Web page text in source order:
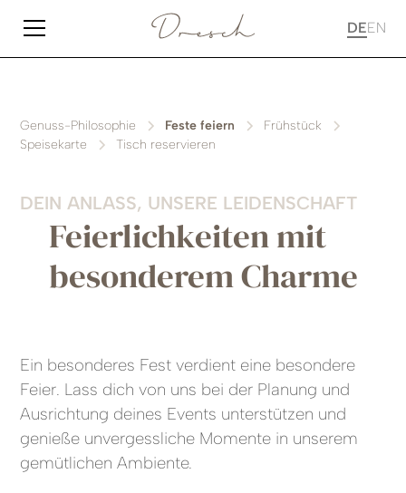
DEEN
Genuss-Philosophie Feste feiern
Frühstück
Speisekarte
Tisch reservieren
DEIN ANLASS, UNSERE LEIDENSCHAFT
Feierlichkeiten mit
besonderem Charme
Ein besonderes Fest verdient eine besondere
Feier. Lass dich von uns bei der Planung und
Ausrichtung deines Events unterstützen und
genieße unvergessliche Momente in unserem
gemütlichen Ambiente.